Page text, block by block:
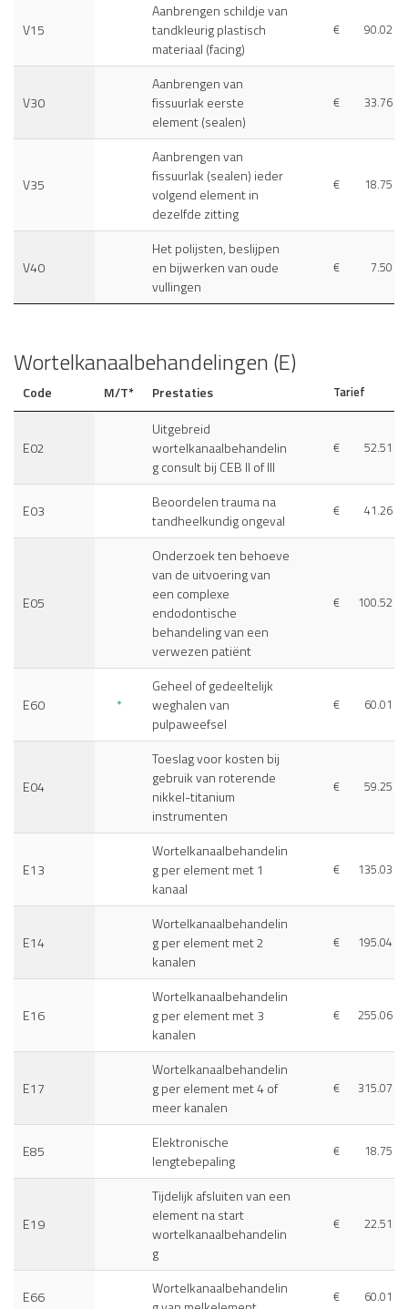
V15
Aanbrengen schildje van
tandkleurig plastisch
materiaal (facing)
€ 90.02
V30
Aanbrengen van
fissuurlak eerste
element (sealen)
€ 33.76
V35
Aanbrengen van
fissuurlak (sealen) ieder
volgend element in
dezelfde zitting
€ 18.75
V40
Het polijsten, beslijpen
en bijwerken van oude
vullingen
€ 7.50
Wortelkanaalbehandelingen (E)
Code M/T* Prestaties Tarief
E02
Uitgebreid
wortelkanaalbehandelin
g consult bij CEB II of III
€ 52.51
E03
Beoordelen trauma na
tandheelkundig ongeval
€ 41.26
E05
Onderzoek ten behoeve
van de uitvoering van
een complexe
endodontische
behandeling van een
verwezen patiënt
€ 100.52
E60 *
Geheel of gedeeltelijk
weghalen van
pulpaweefsel
€ 60.01
E04
Toeslag voor kosten bij
gebruik van roterende
nikkel-titanium
instrumenten
€ 59.25
E13
Wortelkanaalbehandelin
g per element met 1
kanaal
€ 135.03
E14
Wortelkanaalbehandelin
g per element met 2
kanalen
€ 195.04
E16
Wortelkanaalbehandelin
g per element met 3
kanalen
€ 255.06
E17
Wortelkanaalbehandelin
g per element met 4 of
meer kanalen
€ 315.07
E85
Elektronische
lengtebepaling
€ 18.75
E19
Tijdelijk afsluiten van een
element na start
wortelkanaalbehandelin
g
€ 22.51
E66
Wortelkanaalbehandelin
€ 60.01